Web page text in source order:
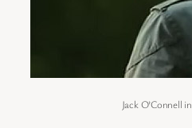
Jack O’Connell in